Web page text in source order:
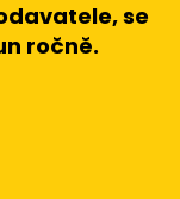
se
ročně.